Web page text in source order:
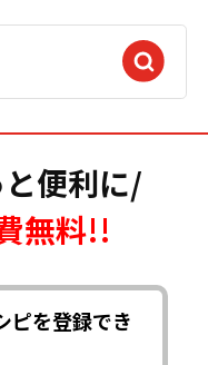
便利に/
無料!!
を登録でき